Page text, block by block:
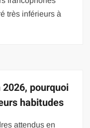
très inférieurs à
pourquoi
habitudes
attendus en